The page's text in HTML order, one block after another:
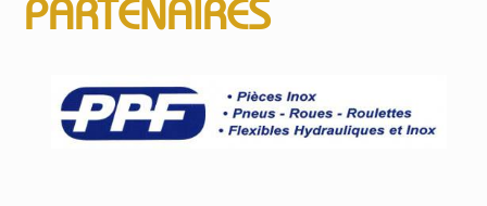
PARTENAIRES